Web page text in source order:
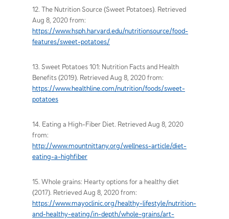
12. The Nutrition Source (Sweet Potatoes). Retrieved
Aug 8, 2020 from:
https://www.hsph.harvard.edu/nutritionsource/food-
features/sweet-potatoes/
13. Sweet Potatoes 101: Nutrition Facts and Health
Benefits (2019). Retrieved Aug 8, 2020 from:
https://www.healthline.com/nutrition/foods/sweet-
potatoes
14. Eating a High-Fiber Diet. Retrieved Aug 8, 2020
from:
http://www.mountnittany.org/wellness-article/diet-
eating-a-highfiber
15. Whole grains: Hearty options for a healthy diet
(2017). Retrieved Aug 8, 2020 from:
https://www.mayoclinic.org/healthy-lifestyle/nutrition-
and-healthy-eating/in-depth/whole-grains/art-